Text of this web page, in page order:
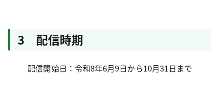
3 配信時期
配信開始日：令和8年6月9日から10月31日まで